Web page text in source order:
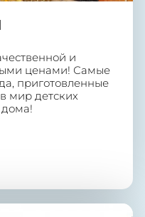
и
ценами! Самые
приготовленные
мир детских